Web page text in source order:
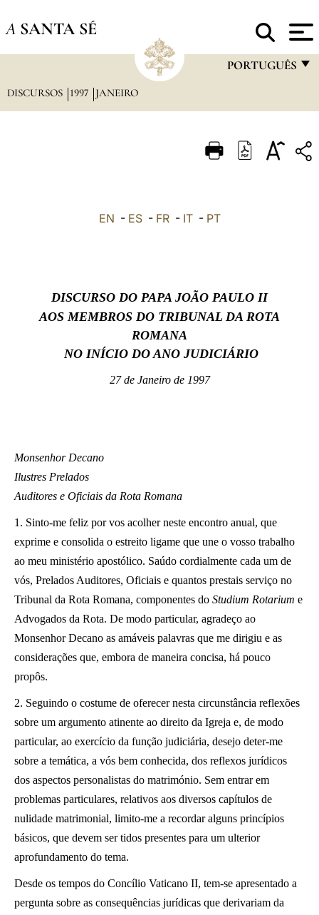
A SANTA SÉ
PORTUGUÊS
ITALIANO
中文
LATINE
DISCURSOS 1997 JANEIRO
EN - ES- FR- IT- PT
DISCURSO DO PAPA JOÃO PAULO II
AOS MEMBROS DO TRIBUNAL DA ROTA
ROMANA
NO INÍCIO DO ANO JUDICIÁRIO
27 de Janeiro de 1997
Monsenhor Decano
Ilustres Prelados
Auditores e Oficiais da Rota Romana
1. Sinto-me feliz por vos acolher neste encontro anual, que
exprime e consolida o estreito ligame que une o vosso trabalho
ao meu ministério apostólico. Saúdo cordialmente cada um de
vós, Prelados Auditores, Oficiais e quantos prestais serviço no
Tribunal da Rota Romana, componentes do Studium Rotarium e
Advogados da Rota. De modo particular, agradeço ao
Monsenhor Decano as amáveis palavras que me dirigiu e as
considerações que, embora de maneira concisa, há pouco
propôs.
2. Seguindo o costume de oferecer nesta circunstância reflexões
sobre um argumento atinente ao direito da Igreja e, de modo
particular, ao exercício da função judiciária, desejo deter-me
sobre a temática, a vós bem conhecida, dos reflexos jurídicos
dos aspectos personalistas do matrimónio. Sem entrar em
problemas particulares, relativos aos diversos capítulos de
nulidade matrimonial, limito-me a recordar alguns princípios
básicos, que devem ser tidos presentes para um ulterior
aprofundamento do tema.
Desde os tempos do Concílio Vaticano II, tem-se apresentado a
pergunta sobre as consequências jurídicas que derivariam da